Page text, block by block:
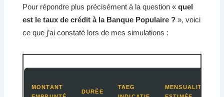
Pour répondre plus précisément à la question «quel
est le taux de crédit à la Banque Populaire ? », voici
ce que j’ai constaté lors de mes simulations :
MONTANT
DURÉE
TAEG
MENSUALITÉ